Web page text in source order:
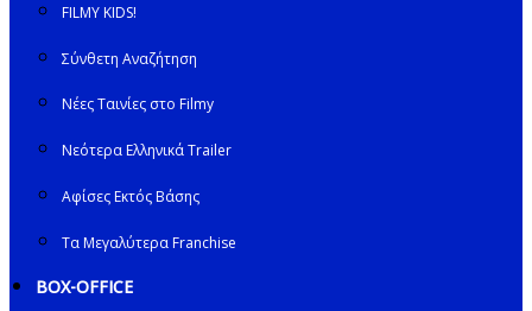
FILMY KIDS!
Σύνθετη Αναζήτηση
Νέες Ταινίες στο Filmy
Νεότερα Ελληνικά Trailer
Αφίσες Εκτός Βάσης
Τα Μεγαλύτερα Franchise
BOX-OFFICE